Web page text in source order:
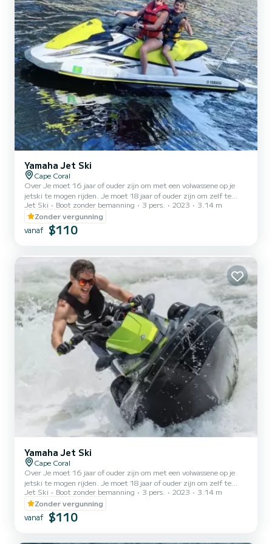
Yamaha Jet Ski
Cape Coral
Over Je moet 16 jaar of ouder zijn om met een volwassene op je
jetski te mogen rijden. Je moet 18 jaar of ouder zijn om zelf te
huren of te rijden. Elke jetski kan maximaal 3 passagiers vervoeren,
maximaal gecombineerd gewicht 450 lbs. Er moet een
huurovereenkomst worden ondertekend en ingevuld voordat je het
water op gaat. Als een bestuurder in 1988 of later is geboren, moet
staat. Meer informatie Reddingsvesten zijn inbegre...
Jet Ski Boot zonder bemanning 3 pers. 2023
3.14 m
Zonder vergunning
vanaf $110
Yamaha Jet Ski
Cape Coral
Over Je moet 16 jaar of ouder zijn om met een volwassene op je
jetski te mogen rijden. Je moet 18 jaar of ouder zijn om zelf te
huren of te rijden. Elke jetski kan maximaal 3 passagiers vervoeren,
maximaal gecombineerd gewicht 450 lbs. Er moet een
huurovereenkomst worden ondertekend en ingevuld voordat je het
water op gaat. Als een bestuurder in 1988 of later is geboren, moet
Jet Ski Boot zonder bemanning 3 pers. 2023
3.14 m
Zonder vergunning
vanaf $110